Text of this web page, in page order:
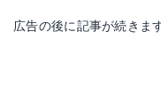
広告の後に記事が続きま